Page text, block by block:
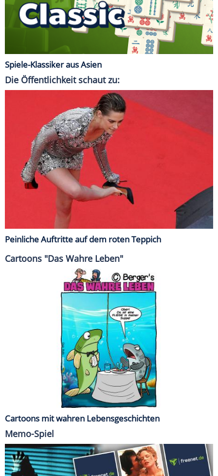
Spiele-Klassiker aus Asien
Die Öffentlichkeit schaut zu:
Peinliche Auftritte auf dem roten Teppich
Cartoons "Das Wahre Leben"
Cartoons mit wahren Lebensgeschichten
Memo-Spiel